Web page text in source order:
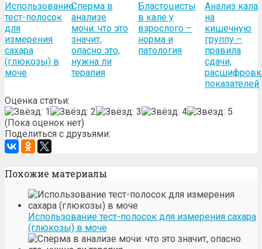
Использование
тест-полосок
для
измерения
сахара
(глюкозы) в
моче
Сперма в
анализе
мочи: что это
значит,
опасно это,
нужна ли
терапия
Бластоцисты
в кале у
взрослого –
норма и
патология
Анализ кала
на
кишечную
группу –
правила
сдачи,
показателей
Оценка статьи:
(Пока оценок нет)
Поделиться с друзьями:
Похожие материалы
Использование тест-полосок для измерения сахара
(глюкозы) в моче